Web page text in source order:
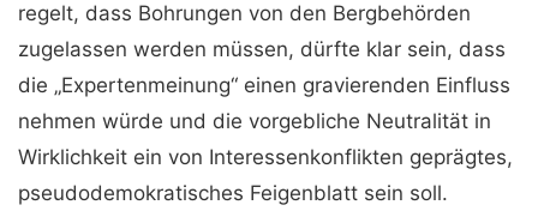
regelt, dass Bohrungen von den Bergbehörden
zugelassen werden müssen, dürfte klar sein, dass
die „Expertenmeinung“ einen gravierenden Einfluss
nehmen würde und die vorgebli­che Neutralität in
Wirklichkeit ein von Interessenkonflikten ge­prägtes,
pseudode­mokratisches Feigenblatt sein soll.